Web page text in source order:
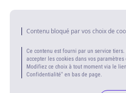
Contenu bloqué par vos choix de
Ce contenu est fourni par un service
accepter les cookies dans vos
Modifiez ce choix à tout moment via le
Confidentialité" en bas de page.